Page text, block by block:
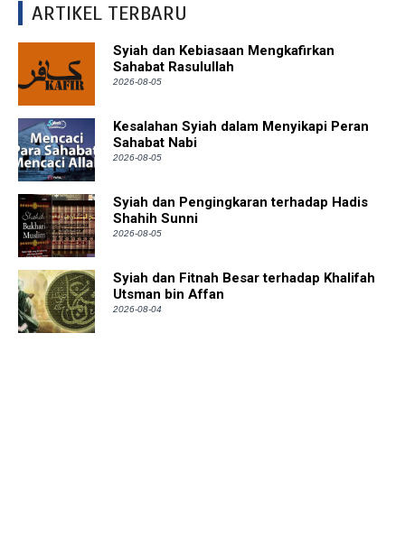
ARTIKEL TERBARU
Syiah dan Kebiasaan Mengkafirkan
Sahabat Rasulullah
2026-08-05
Kesalahan Syiah dalam Menyikapi Peran
Sahabat Nabi
2026-08-05
Syiah dan Pengingkaran terhadap Hadis
Shahih Sunni
2026-08-05
Syiah dan Fitnah Besar terhadap Khalifah
Utsman bin Affan
2026-08-04